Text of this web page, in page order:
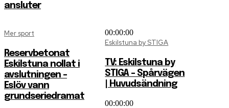
ansluter
Mer sport
Reservbetonat
Eskilstuna nollat i
avslutningen –
Eslöv vann
grundseriedramat
00:00:00
Eskilstuna by STIGA
TV: Eskilstuna by
STIGA – Spårvägen
| Huvudsändning
00:00:00